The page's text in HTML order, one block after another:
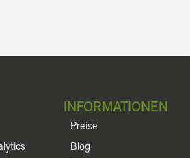
INFORMATIONEN
Preise
Blog